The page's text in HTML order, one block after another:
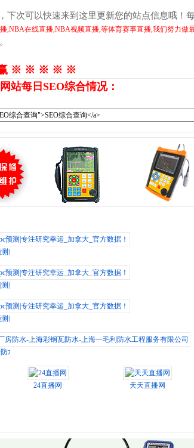
下次可以快速来到这里更新您的站点信息哦！
,NBA在线直播,NBA视频直播,等体育赛事直播,我们努力做
赢 ※ ※ ※ ※ ※
站每日SEO综合情况：
|专注研究幸运_加拿大_官方数据！
|专注研究幸运_加拿大_官方数据！
|专注研究幸运_加拿大_官方数据！
水-上海彩钢瓦防水-上海一毛利防水工程服务有限公司
24直播网 天天直播网